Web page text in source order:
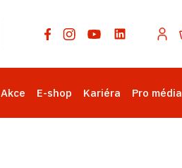
Akce E-shop Kariéra Pro média